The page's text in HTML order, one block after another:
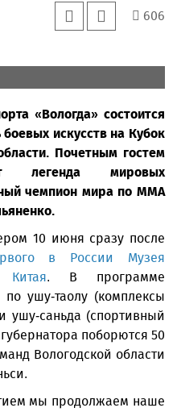
606
«Вологда» состоится
искусств на Кубок
Почетным гостем
легенда мировых
чемпион мира по ММА
10 июня сразу после
в России Музея
Китая. В программе
ушу-таолу (комплексы
саньда (спортивный
поборются 50
Вологодской области
мы продолжаем наше